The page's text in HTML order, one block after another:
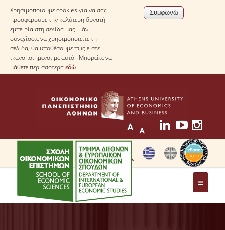
Χρησιμοποιούμε cookies για να σας
προσφέρουμε την καλύτερη δυνατή
εμπειρία στη σελίδα μας. Εάν
συνεχίσετε να χρησιμοποιείτε τη
σελίδα, θα υποθέσουμε πως είστε
ικανοποιημένοι με αυτό. Μπορείτε να
μάθετε περισσότεραεδώ
ΤΟ ΤΜΗΜΑ